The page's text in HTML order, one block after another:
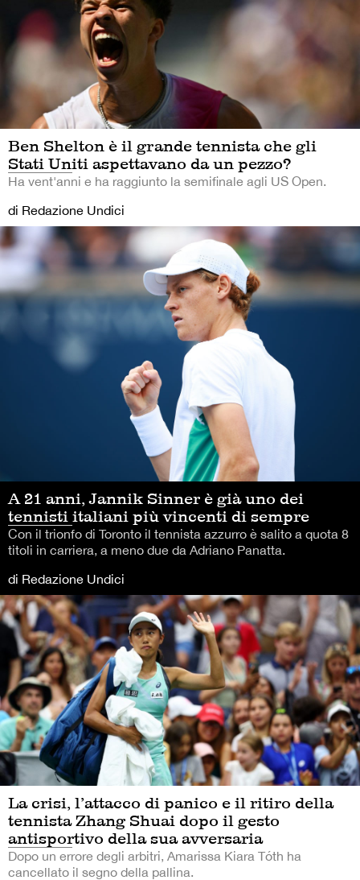
Ben Shelton è il grande tennista che gli
Stati Uniti aspettavano da un pezzo?
Ha vent'anni e ha raggiunto la semifinale agli US Open.
di Redazione Undici
A 21 anni, Jannik Sinner è già uno dei
tennisti italiani più vincenti di sempre
Con il trionfo di Toronto il tennista azzurro è salito a quota 8
titoli in carriera, a meno due da Adriano Panatta.
di Redazione Undici
La crisi, l’attacco di panico e il ritiro della
tennista Zhang Shuai dopo il gesto
antisportivo della sua avversaria
Dopo un errore degli arbitri, Amarissa Kiara Tóth ha
cancellato il segno della pallina.